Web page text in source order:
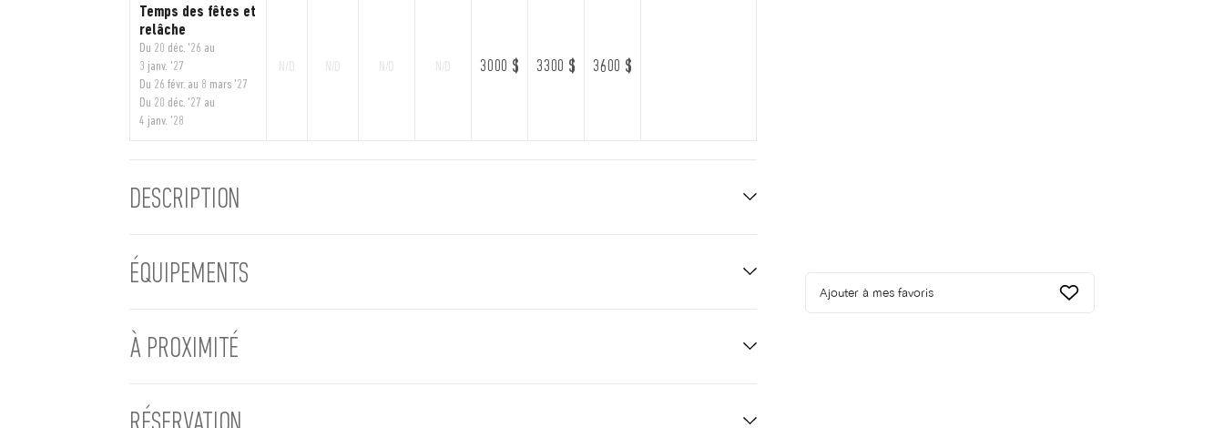
Temps des fêtes et
relâche
Du 20 déc. '26 au
3 janv. '27
Du 26 févr. au 8 mars '27
Du 20 déc. '27 au
4 janv. '28
3000 $ 3300 $ 3600 $
DESCRIPTION
ÉQUIPEMENTS
À PROXIMITÉ
Ajouter à mes favoris